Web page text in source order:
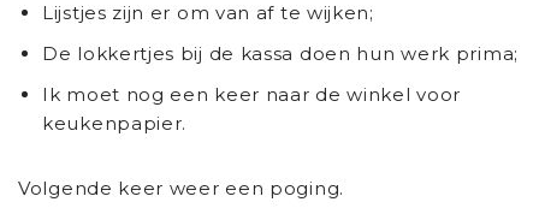
Lijstjes zijn er om van af te wijken;
De lokkertjes bij de kassa doen hun werk prima;
Ik moet nog een keer naar de winkel voor
keukenpapier.
Volgende keer weer een poging.